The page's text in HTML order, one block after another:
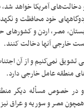
دخالت‌های آمریکا خواهد
خود محافظت و
عربستان، مصر، اردن و
خارجی آنها دخالت کنند.
نمی‌کنیم و از آن
منطقه عامل خارجی دارد.
در خصوص مسأله دیگر
مصر و سوریه و عراق